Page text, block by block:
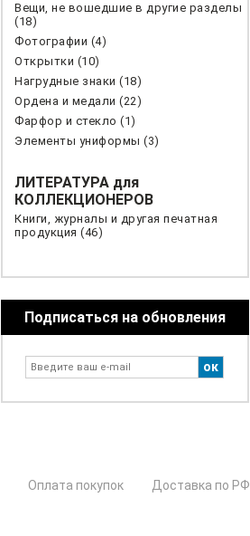
Вещи, не вошедшие в другие разделы
(18)
Фотографии (4)
Открытки (10)
Нагрудные знаки (18)
Ордена и медали (22)
Фарфор и стекло (1)
Элементы униформы (3)
ЛИТЕРАТУРА для
КОЛЛЕКЦИОНЕРОВ
Книги, журналы и другая печатная
продукция (46)
Подписаться на обновления
Оплата покупок Доставка по РФ